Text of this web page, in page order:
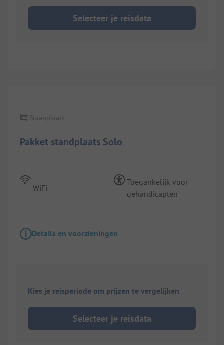
Selecteer je reisdata
Pakket standplaats Solo
Staanplaats
WiFi
Toegankelijk voor
gehandicapten
Details en voorzieningen
Kies je reisperiode om prijzen te vergelijken
Selecteer je reisdata